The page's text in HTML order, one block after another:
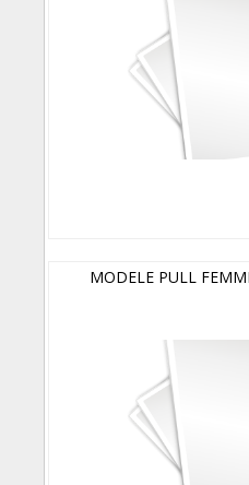
MODELE PULL